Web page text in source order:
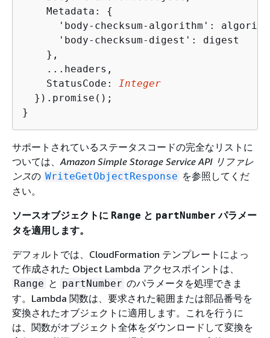
    Metadata:
{
'body-checksum-algorithm':
      'body-checksum-digest': digest
    },
    ...headers,
    StatusCode:
Integer
  }).promise();
}
サポートされているステータスコードの完全なリストに
ついては、Amazon Simple Storage Service API リファレ
ンスの WriteGetObjectResponse を参照してくだ
さい。
ソースオブジェクトに Range と partNumber パラメー
タを適用します。
デフォルトでは、CloudFormation テンプレートによっ
て作成された Object Lambda アクセスポイントは、
Range と partNumber のパラメータを処理できま
す。Lambda 関数は、要求された範囲または部品番号を
変換されたオブジェクトに適用します。これを行うに
は、関数がオブジェクト全体をダウンロードして変換を